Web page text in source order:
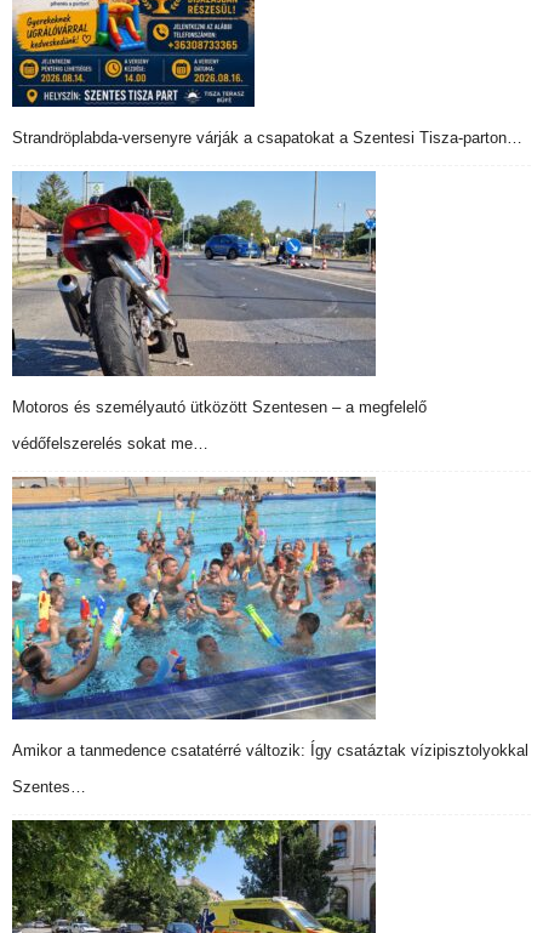
Strandröplabda-versenyre várják a csapatokat a Szentesi Tisza-parton…
Motoros és személyautó ütközött Szentesen – a megfelelő
védőfelszerelés sokat me…
Amikor a tanmedence csatatérré változik: Így csatáztak vízipisztolyokkal
Szentes…